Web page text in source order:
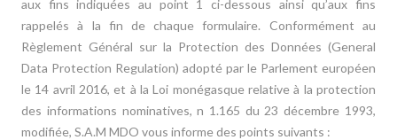
aux fins indiquées au point 1 ci-dessous ainsi qu’aux fins
rappelés à la fin de chaque formulaire. Conformément au
Règlement Général sur la Protection des Données (General
Data Protection Regulation) adopté par le Parlement européen
le 14 avril 2016, et à la Loi monégasque relative à la protection
des informations nominatives, n 1.165 du 23 décembre 1993,
modifiée, S.A.M MDO vous informe des points suivants :